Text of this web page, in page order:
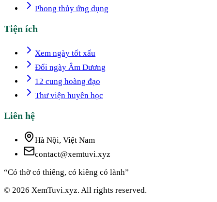
Phong thủy ứng dụng
Tiện ích
Xem ngày tốt xấu
Đổi ngày Âm Dương
12 cung hoàng đạo
Thư viện huyền học
Liên hệ
Hà Nội, Việt Nam
contact@xemtuvi.xyz
“Có thờ có thiêng, có kiêng có lành”
© 2026 XemTuvi.xyz. All rights reserved.